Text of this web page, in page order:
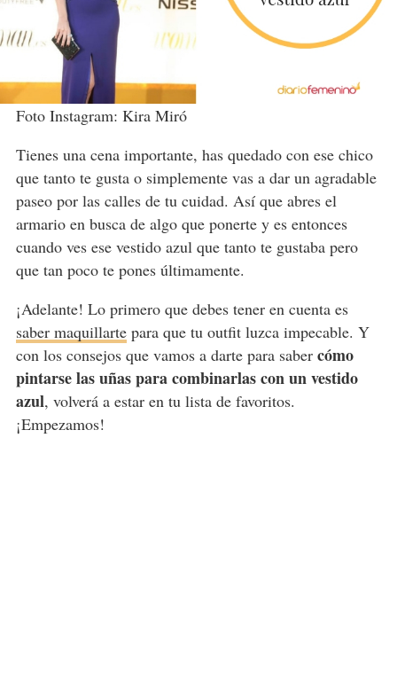
Foto Instagram: Kira Miró
Tienes una cena importante, has quedado con ese chico
que tanto te gusta o simplemente vas a dar un agradable
paseo por las calles de tu cuidad. Así que abres el
armario en busca de algo que ponerte y es entonces
cuando ves ese vestido azul que tanto te gustaba pero
que tan poco te pones últimamente.
¡Adelante! Lo primero que debes tener en cuenta es
saber maquillartepara que tu outfit luzca impecable. Y
con los consejos que vamos a darte para saber cómo
pintarse las uñas para combinarlas con un vestido
azul, volverá a estar en tu lista de favoritos.
¡Empezamos!